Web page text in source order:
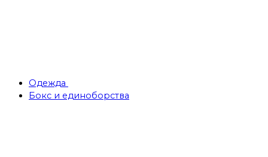
Одежда
Бокс и единоборства